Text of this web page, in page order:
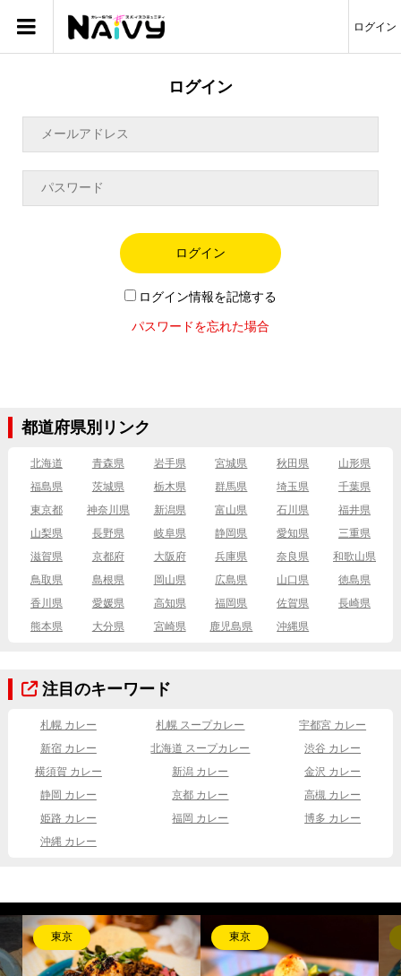
ログイン
ログイン
ログイン
ログイン情報を記憶する
パスワードを忘れた場合
都道府県別リンク
北海道 青森県 岩手県 宮城県 秋田県
山形県
福島県
茨城県 栃木県 群馬県 埼玉県
千葉県
東京都
神奈川県 新潟県 富山県 石川県
福井県
山梨県
長野県 岐阜県 静岡県 愛知県
三重県
滋賀県
京都府 大阪府 兵庫県 奈良県
和歌山県
鳥取県
島根県 岡山県 広島県 山口県
徳島県
香川県
愛媛県 高知県 福岡県 佐賀県
長崎県
熊本県
大分県 宮崎県 鹿児島県 沖縄県
注目のキーワード
札幌 カレー 札幌 スープカレー
宇都宮 カレー
新宿 カレー
北海道 スープカレー
渋谷 カレー
横須賀 カレー
新潟 カレー
金沢 カレー
静岡 カレー
京都 カレー
高槻 カレー
姫路 カレー
福岡 カレー
博多 カレー
沖縄 カレー
東京 東京